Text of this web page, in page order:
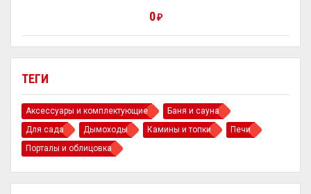
ТЕГИ
Аксессуары и комплектующие
Баня и сауна
Для сада
Дымоходы Камины и топки
Печи
Порталы и облицовка
0 ₽